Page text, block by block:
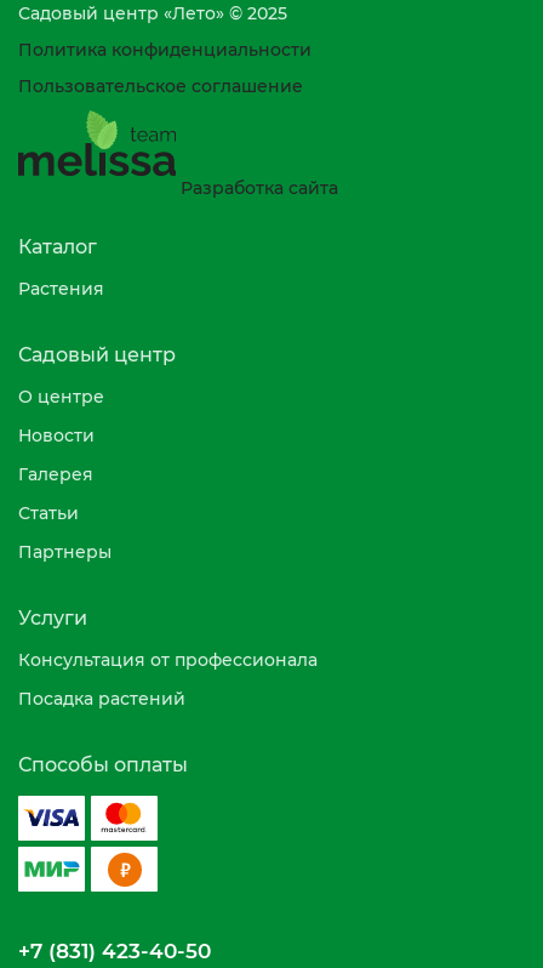
Садовый центр «Лето» © 2025
Политика конфиденциальности
Пользовательское соглашение
Разработка сайта
Каталог
Растения
Садовый центр
О центре
Новости
Галерея
Статьи
Партнеры
Услуги
Консультация от профессионала
Посадка растений
Способы оплаты
+7 (831) 423-40-50